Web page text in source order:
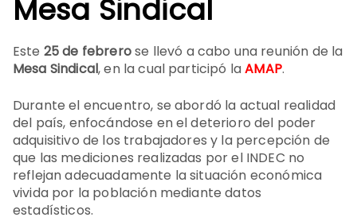
Mesa Sindical
Este 25 de febrerose llevó a cabo una reunión de la
Mesa Sindical, en la cual participó laAMAP.
Durante el encuentro, se abordó la actual realidad
del país, enfocándose en el deterioro del poder
adquisitivo de los trabajadores y la percepción de
que las mediciones realizadas por el INDEC no
reflejan adecuadamente la situación económica
vivida por la población mediante datos
estadísticos.